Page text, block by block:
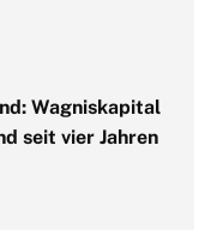
Wagniskapital
seit vier Jahren